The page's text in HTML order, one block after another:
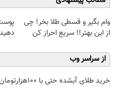
وام بگیر و قسطی طلا بخر! چی
از این بهتر!! سریع احراز کن
از سراسر وب
خرید طلای آبشده حتی با ۱۰۰هزارتومان